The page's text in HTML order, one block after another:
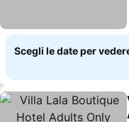
Scegli le date per